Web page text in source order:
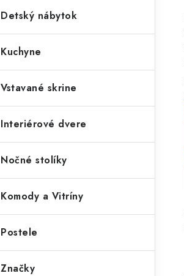
Detský nábytok
Kuchyne
Vstavané skrine
Interiérové dvere
Nočné stolíky
Komody a Vitríny
Postele
Značky